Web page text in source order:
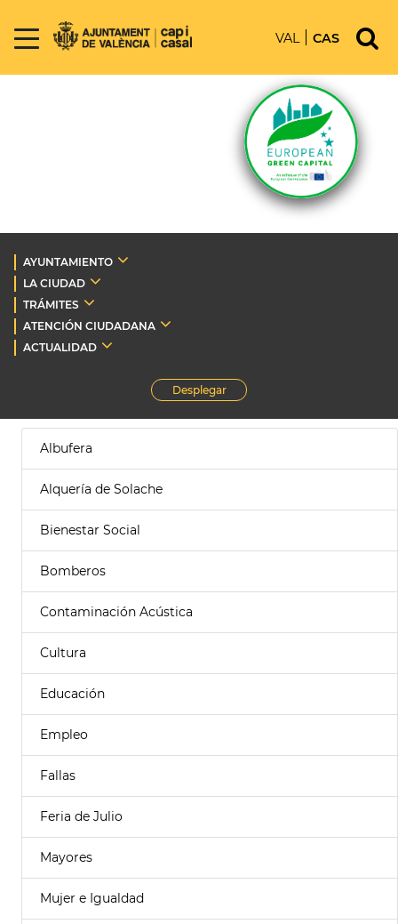
VAL CAS
AYUNTAMIENTO
LA CIUDAD
TRÁMITES
ATENCIÓN CIUDADANA
ACTUALIDAD
Desplegar
Albufera
Alquería de Solache
Bienestar Social
Bomberos
Contaminación Acústica
Cultura
Educación
Empleo
Fallas
Feria de Julio
Mayores
Mujer e Igualdad